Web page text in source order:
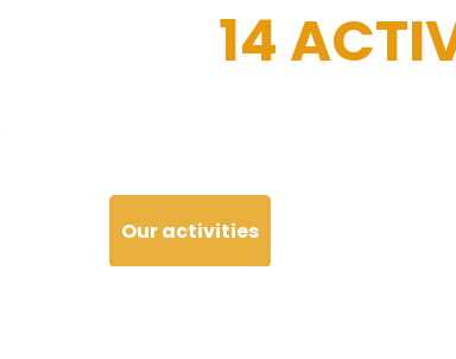
14
Our activities